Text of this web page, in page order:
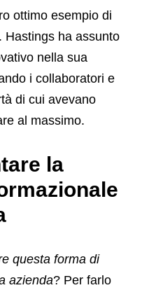
ottimo esempio di
Hastings ha assunto
nella sua
i collaboratori e
di cui avevano
al massimo.
la
questa forma di
azienda? Per farlo